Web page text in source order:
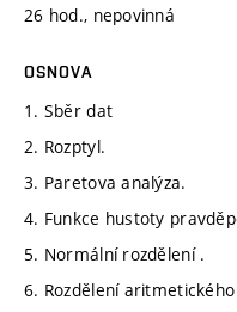
26 hod., nepovinná
OSNOVA
1. Sběr dat
2. Rozptyl.
3. Paretova analýza.
4. Funkce hustoty
5. Normální rozdělení .
6. Rozdělení